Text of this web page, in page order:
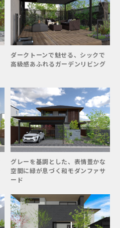
ダークトーンで魅せる、シックで
高級感あふれるガーデンリビング
グレーを基調とした、表情豊かな
空間に緑が息づく和モダンファサ
ード